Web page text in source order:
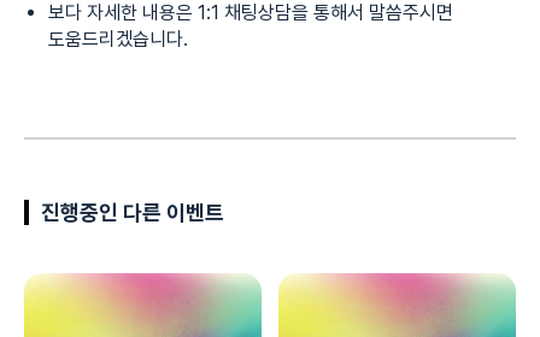
보다 자세한 내용은 1:1 채팅상담을 통해서 말씀주시면
도움드리겠습니다.
진행중인 다른 이벤트